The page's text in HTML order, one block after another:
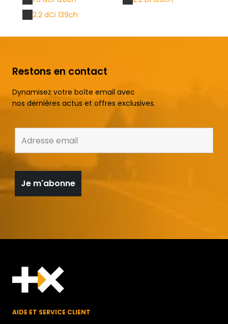
2.2 dCi 139ch
Restons en contact
Dynamisez votre boîte email avec
nos dernières actus et offres exclusives.
AIDE ET SERVICE CLIENT